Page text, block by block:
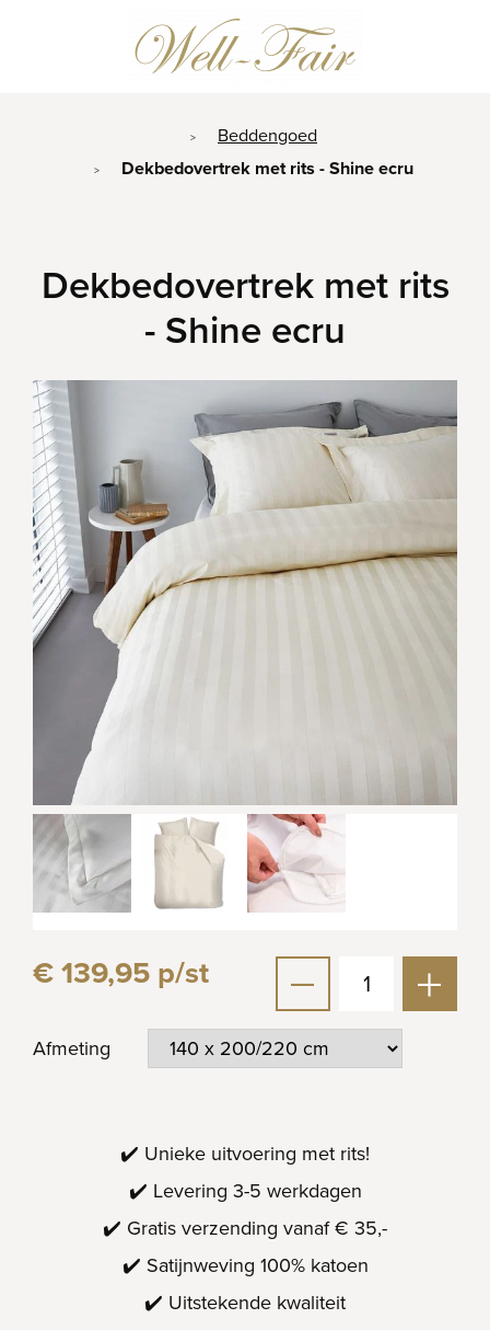
> Beddengoed
> Dekbedovertrek met rits - Shine ecru
Dekbedovertrek met rits
- Shine ecru
€ 139,95 p/st
Afmeting
✔️ Unieke uitvoering met rits!
✔️ Levering 3-5 werkdagen
✔️ Gratis verzending vanaf € 35,-
✔️ Satijnweving 100% katoen
✔️ Uitstekende kwaliteit